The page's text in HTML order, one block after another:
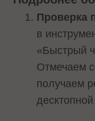
Проверка
в
«Быстрый
Отмечаем
получаем